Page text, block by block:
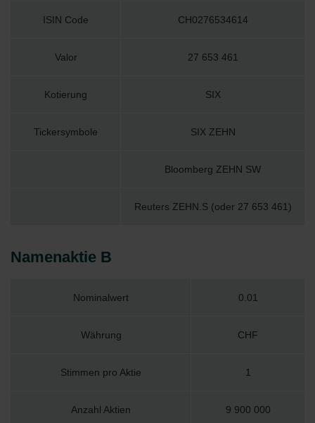
ISIN Code CH0276534614
Valor 27 653 461
Kotierung SIX
Tickersymbole SIX ZEHN
Bloomberg ZEHN SW
Reuters ZEHN.S (oder 27 653 461)
Namenaktie B
Nominalwert 0.01
Währung CHF
Stimmen pro Aktie 1
Anzahl Aktien 9 900 000